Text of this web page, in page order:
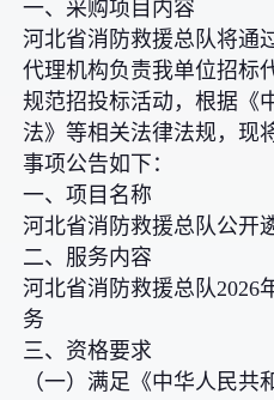
一、采购项目内容
河北省消防救援总队将通
代理机构负责我单位招标
规范招投标活动，根据《
法》等相关法律法规，现
事项公告如下：
一、项目名称
河北省消防救援总队公开
二、服务内容
河北省消防救援总队2026
务
三、资格要求
（一）满足《中华人民